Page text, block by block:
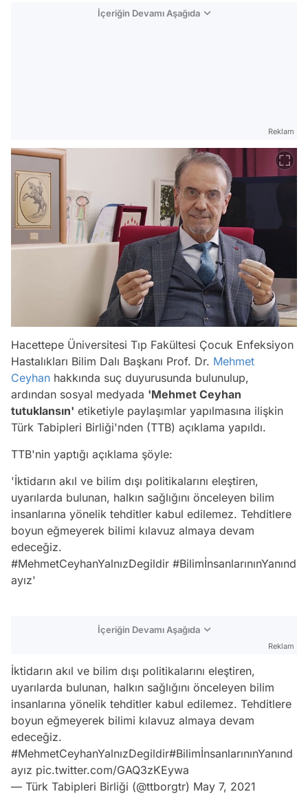
İçeriğin Devamı Aşağıda
Reklam
Hacettepe Üniversitesi Tıp Fakültesi Çocuk Enfeksiyon
Hastalıkları Bilim Dalı Başkanı Prof. Dr. Mehmet
Ceyhan hakkında suç duyurusunda bulunulup,
ardından sosyal medyada 'Mehmet Ceyhan
tutuklansın' etiketiyle paylaşımlar yapılmasına ilişkin
Türk Tabipleri Birliği'nden (TTB) açıklama yapıldı.
TTB'nin yaptığı açıklama şöyle:
'İktidarın akıl ve bilim dışı politikalarını eleştiren,
uyarılarda bulunan, halkın sağlığını önceleyen bilim
insanlarına yönelik tehditler kabul edilemez. Tehditlere
boyun eğmeyerek bilimi kılavuz almaya devam
edeceğiz.
#MehmetCeyhanYalnızDegildir #BilimİnsanlarınınYanınd
ayız'
İçeriğin Devamı Aşağıda
Reklam
İktidarın akıl ve bilim dışı politikalarını eleştiren,
uyarılarda bulunan, halkın sağlığını önceleyen bilim
insanlarına yönelik tehditler kabul edilemez. Tehditlere
boyun eğmeyerek bilimi kılavuz almaya devam
edeceğiz.
#MehmetCeyhanYalnızDegildir#BilimİnsanlarınınYanınd
ayız pic.twitter.com/GAQ3zKEywa
— Türk Tabipleri Birliği (@ttborgtr) May 7, 2021